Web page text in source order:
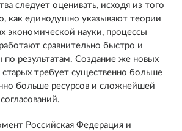
следует оценивать, исходя из того
как единодушно указывают теории
экономической науки, процессы
сравнительно быстро и
по результатам. Создание же новых
требует существенно больше
больше ресурсов и сложнейшей
Российская Федерация и